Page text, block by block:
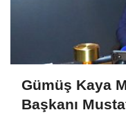
Gümüş Kaya
Başkanı